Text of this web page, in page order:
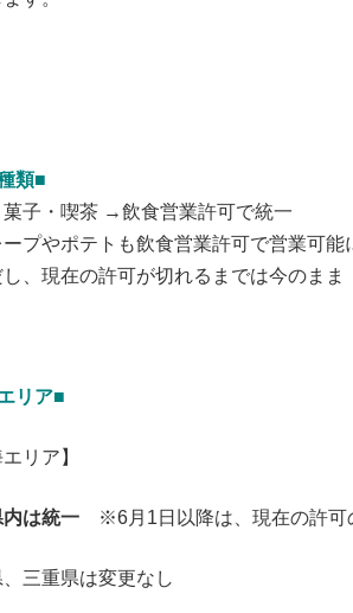
類■
菓子・喫茶 →飲食営業許可で統一
プやポテトも飲食営業許可で営業可能
、現在の許可が切れるまでは今のまま
リア■
エリア】
内は統一 ※6月1日以降は、現在の許可
三重県は変更なし